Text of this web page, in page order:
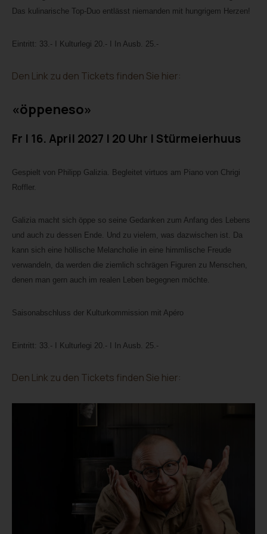
Das kulinarische Top-Duo entlässt niemanden mit hungrigem Herzen!
Eintritt: 33.- I Kulturlegi 20.- I In Ausb. 25.-
Den Link zu den Tickets finden Sie hier:
«öppeneso»
Fr I 16. April 2027 I 20 Uhr I Stürmeierhuus
Gespielt von Philipp Galizia. Begleitet virtuos am Piano von Chrigi
Roffler.
Galizia macht sich öppe so seine Gedanken zum Anfang des Lebens
und auch zu dessen Ende. Und zu vielem, was dazwischen ist. Da
kann sich eine höllische Melancholie in eine himmlische Freude
verwandeln, da werden die ziemlich schrägen Figuren zu Menschen,
denen man gern auch im realen Leben begegnen möchte.
Saisonabschluss der Kulturkommission mit Apéro
Eintritt: 33.- I Kulturlegi 20.- I In Ausb. 25.-
Den Link zu den Tickets finden Sie hier: